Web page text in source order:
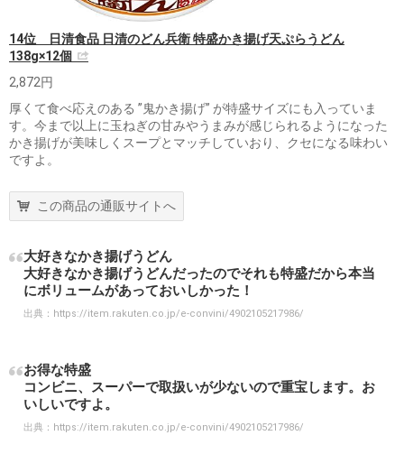
14位 日清食品 日清のどん兵衛 特盛かき揚げ天ぷらうどん
138g×12個
2,872円
厚くて食べ応えのある ”鬼かき揚げ” が特盛サイズにも入っていま
す。今まで以上に玉ねぎの甘みやうまみが感じられるようになった
かき揚げが美味しくスープとマッチしていおり、クセになる味わい
ですよ。
この商品の通販サイトへ
大好きなかき揚げうどん
大好きなかき揚げうどんだったのでそれも特盛だから本当
にボリュームがあっておいしかった！
出典： https://item.rakuten.co.jp/e-convini/4902105217986/
お得な特盛
コンビニ、スーパーで取扱いが少ないので重宝します。お
いしいですよ。
出典： https://item.rakuten.co.jp/e-convini/4902105217986/